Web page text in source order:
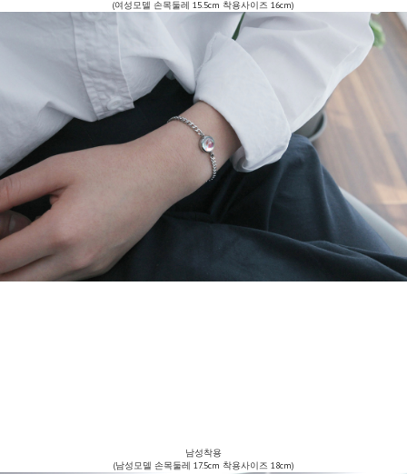
(여성모델 손목둘레 15.5cm 착용사이즈 16cm)
남성착용
(남성모델 손목둘레 17.5cm 착용사이즈 18cm)